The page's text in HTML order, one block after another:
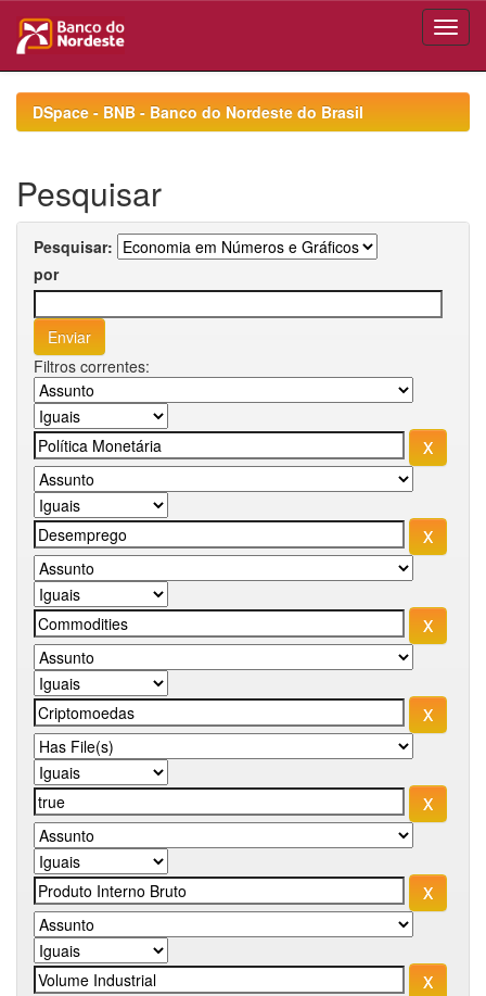
navigationDSpace - BNB - Banco do Nordeste do Brasil
Pesquisar
Pesquisar:
por
Filtros correntes: